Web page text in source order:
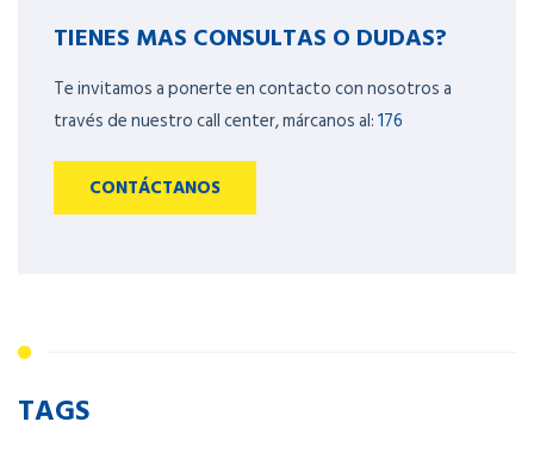
TIENES MAS CONSULTAS O DUDAS?
Te invitamos a ponerte en contacto con nosotros a
través de nuestro call center, márcanos al:176
CONTÁCTANOS
TAGS